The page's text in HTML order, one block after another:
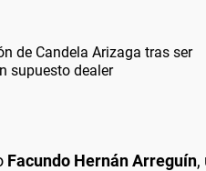
de Candela Arizaga tras ser
supuesto dealer
Facundo Hernán Arreguín,